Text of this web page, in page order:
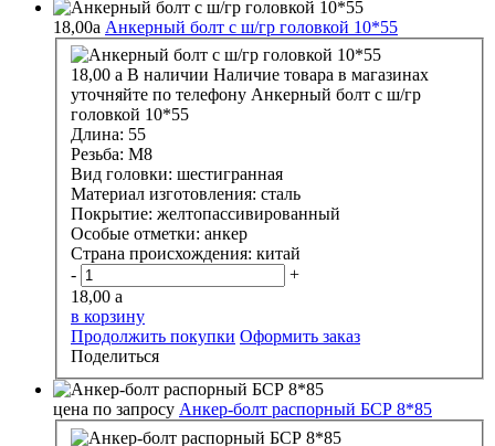
18,00a Анкерный болт с ш/гр головкой 10*55
18,00 a В наличии Наличие товара в магазинах
уточняйте по телефону Анкерный болт с ш/гр
головкой 10*55
Длина: 55
Резьба: М8
Вид головки: шестигранная
Материал изготовления: сталь
Покрытие: желтопассивированный
Особые отметки: анкер
Страна происхождения: китай
-
+
18,00 a
в корзину
Продолжить покупки Оформить заказ
Поделиться
цена по запросу Анкер-болт распорный БСР 8*85